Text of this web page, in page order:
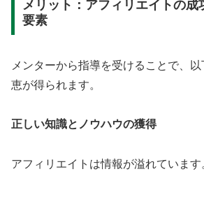
メリット：アフィリエイトの成
要素
メンターから指導を受けることで、
恵が得られます。
正しい知識とノウハウの獲得
アフィリエイトは情報が溢れています